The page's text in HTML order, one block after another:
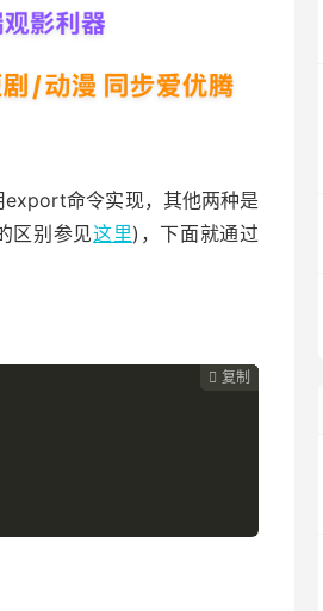
export命令实现，其他两种是
区别参见这里)，下面就通过
 复制
 复制
 复制
 复制